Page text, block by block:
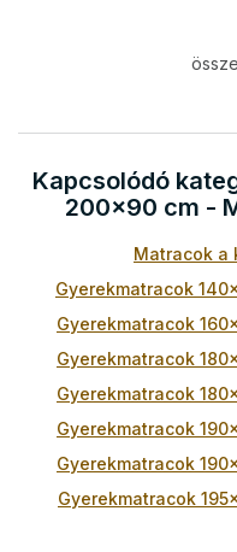
Kapcsolódó
200x90 cm -
Matracok a
Gyerekmatracok
Gyerekmatracok
Gyerekmatracok
Gyerekmatracok
Gyerekmatracok
Gyerekmatracok
Gyerekmatracok